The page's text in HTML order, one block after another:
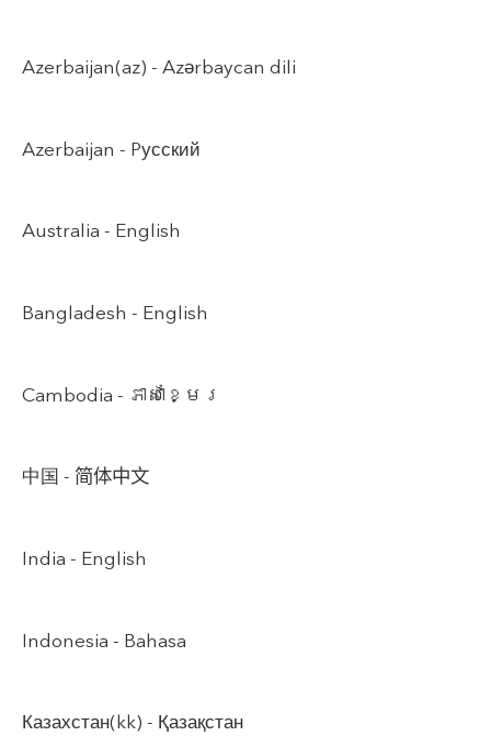
Azerbaijan(az) - Azərbaycan dili
Azerbaijan - Pусский
Australia - English
Bangladesh - English
Cambodia - ភាសាខ្មែរ
中国 - 简体中文
India - English
Indonesia - Bahasa
Казахстан(kk) - Қазақстан